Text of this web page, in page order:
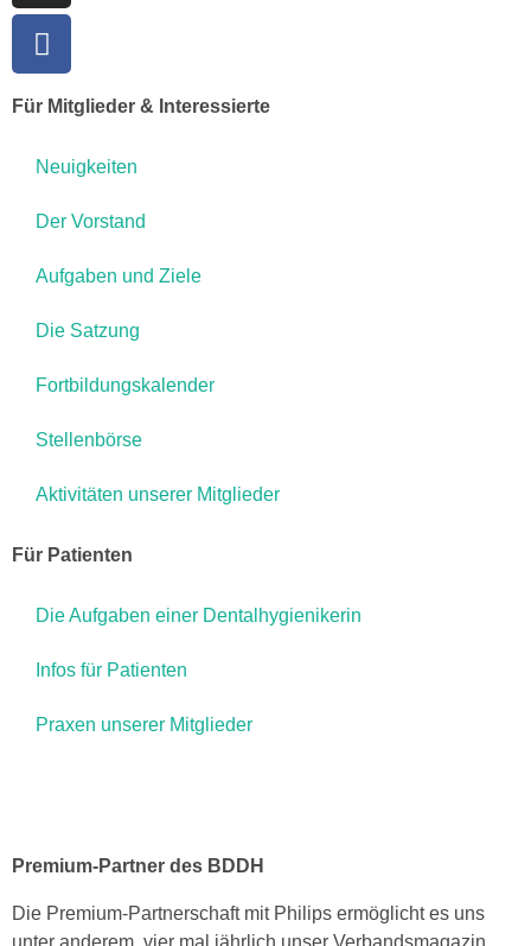
Für Mitglieder & Interessierte
Neuigkeiten
Der Vorstand
Aufgaben und Ziele
Die Satzung
Fortbildungskalender
Stellenbörse
Aktivitäten unserer Mitglieder
Für Patienten
Die Aufgaben einer Dentalhygienikerin
Infos für Patienten
Praxen unserer Mitglieder
Premium-Partner des BDDH
Die Premium-Partnerschaft mit Philips ermöglicht es uns
unter anderem, vier mal jährlich unser Verbandsmagazin